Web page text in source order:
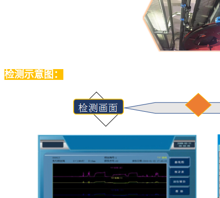
检测示意图：